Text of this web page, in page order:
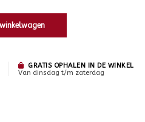
GRATIS OPHALEN IN DE WINKEL
Van dinsdag t/m zaterdag